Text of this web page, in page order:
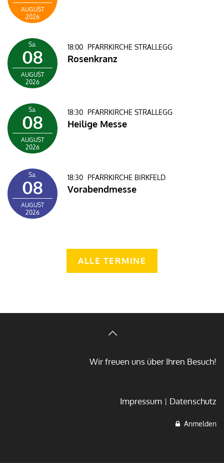
AUGUST
2026
Sa.
08
AUGUST
2026
18:00 PFARRKIRCHE STRALLEGG
Rosenkranz
Sa.
08
AUGUST
2026
18:30 PFARRKIRCHE STRALLEGG
Heilige Messe
Sa.
08
AUGUST
2026
18:30 PFARRKIRCHE BIRKFELD
Vorabendmesse
ALLE TERMINE
Wir freuen uns über Ihren Besuch!
Impressum Datenschutz
Anmelden